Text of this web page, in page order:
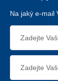
Na jaký e-mail